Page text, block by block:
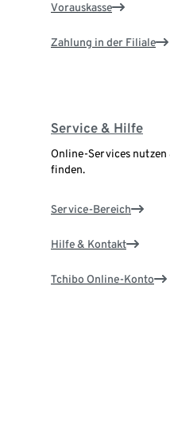
Vorauskasse
Zahlung in der Filiale
Service & Hilfe
Online-Services
finden.
Service-Bereich
Hilfe & Kontakt
Tchibo Online-Konto